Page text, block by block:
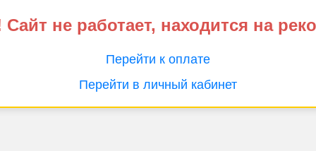
не работает, находится на
Перейти к оплате
Перейти в личный кабинет